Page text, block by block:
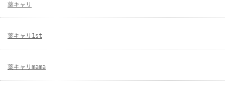
薬キャリ
薬キャリ1st
薬キャリmama